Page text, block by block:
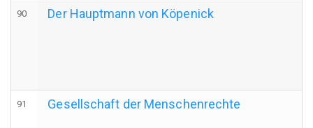
90 Der Hauptmann von Köpenick
91 Gesellschaft der Menschenrechte